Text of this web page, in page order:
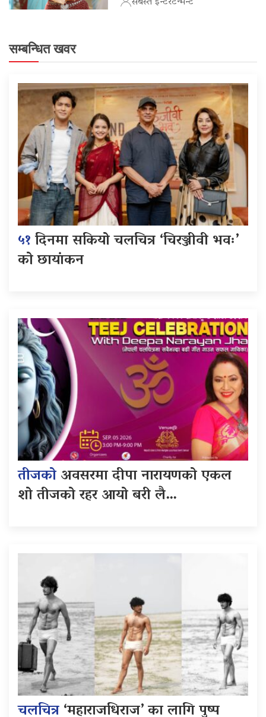
सम्बन्धित खवर
५१दिनमा सकियो चलचित्र ‘चिरञ्जीवी भवः’
को छायांकन
तीजकोअवसरमा दीपा नारायणको एकल
शो तीजको रहर आयो बरी लै…
चलचित्र‘महाराजधिराज’ का लागि पुष्प